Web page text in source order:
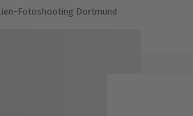
Fotoshooting Dortmund